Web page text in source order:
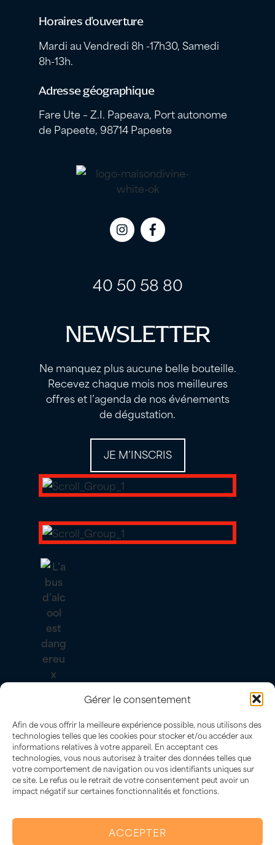
Gérer le consentement
Afin de vous offrir la meilleure expérience possible, nous utilisons des
technologies telles que les cookies pour stocker et/ou accéder aux
informations relatives à votre appareil. En acceptant ces
technologies, vous nous autorisez à traiter des données telles que
votre comportement de navigation ou vos identifiants uniques sur
ce site. Le refus ou le retrait de votre consentement peut avoir un
impact négatif sur certaines fonctionnalités et fonctions.
ACCEPTER
Horaires d’ouverture
Mardi au Vendredi 8h -17h30, Samedi
8h-13h.
Adresse géographique
Fare Ute – Z.I. Papeava, Port autonome
de Papeete, 98714 Papeete
Icon
Icon
40 50 58 80
NEWSLETTER
Ne manquez plus aucune belle bouteille.
Recevez chaque mois nos meilleures
offres et l’agenda de nos événements
de dégustation.
JE M’INSCRIS
pour la santé, à consommer avec
modération.